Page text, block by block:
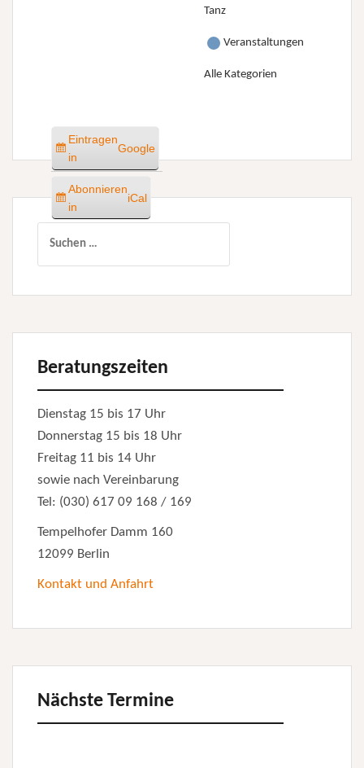
Tanz
Veranstaltungen
Alle Kategorien
Eintragen
in
Google
Abonnieren
in
iCal
Beratungszeiten
Dienstag 15 bis 17 Uhr
Donnerstag 15 bis 18 Uhr
Freitag 11 bis 14 Uhr
sowie nach Vereinbarung
Tel: (030) 617 09 168 / 169
Tempelhofer Damm 160
12099 Berlin
Kontakt und Anfahrt
Nächste Termine